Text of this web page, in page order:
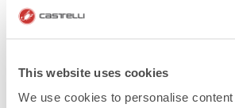
This website uses cookies
We use cookies to personalise